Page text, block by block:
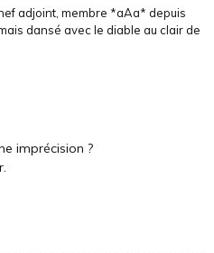
adjoint, membre *aAa* depuis
dansé avec le diable au clair de
imprécision ?